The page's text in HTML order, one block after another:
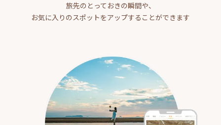
旅先のとっておきの瞬間や、
お気に入りのスポットをアップすることができます